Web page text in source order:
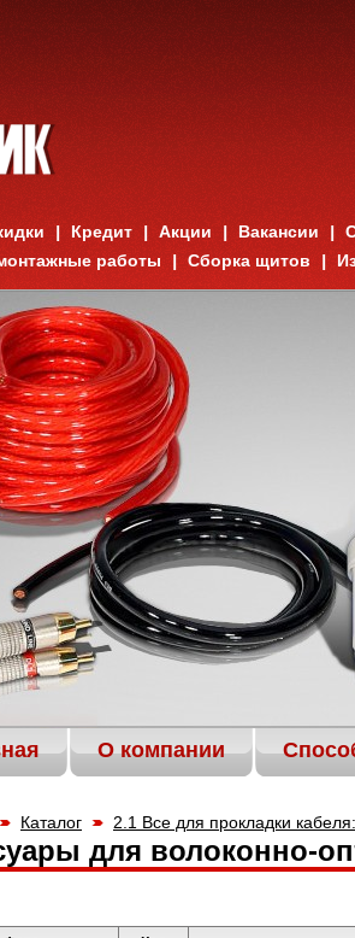
Кредит Акции Вакансии
работы
Сборка щитов
О компании
Каталог 2.1 Все для прокладки
для волоконно-